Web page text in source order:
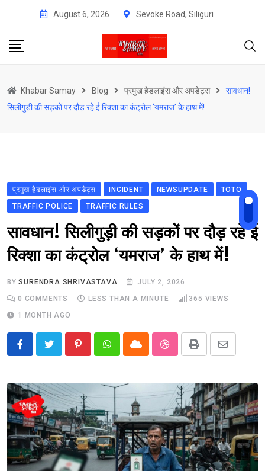
content
August 6, 2026 Sevoke Road, Siliguri
Khabar Samay Blog प्रमुख हेडलाइंस और अपडेट्स
सावधान!
सिलीगुड़ी की सड़कों पर दौड़ रहे ई रिक्शा का कंट्रोल ‘यमराज’ के हाथ में!
प्रमुख हेडलाइंस और अपडेट्स INCIDENT NEWSUPDATE
TOTO
TRAFFIC POLICE
TRAFFIC RULES
सावधान! सिलीगुड़ी की सड़कों पर दौड़ रहे ई
रिक्शा का कंट्रोल ‘यमराज’ के हाथ में!
BYSURENDRA SHRIVASTAVA
JULY 2, 2026
0 COMMENTS LESS THAN A MINUTE 365 VIEWS
1 MONTH AGO
PinterestWhatsappCloud StumbleUpon
Print
Share
Email